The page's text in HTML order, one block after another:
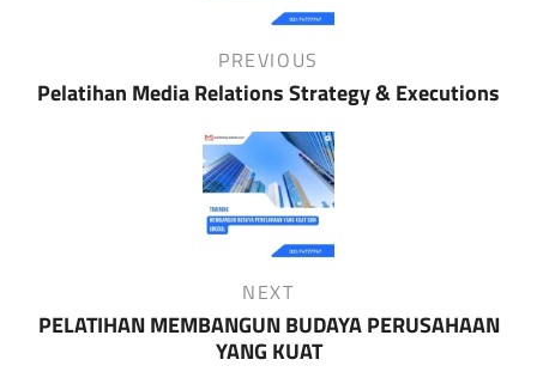
Post
PREVIOUS
Pelatihan Media Relations Strategy & Executions
Post
NEXT
PELATIHAN MEMBANGUN BUDAYA PERUSAHAAN
YANG KUAT